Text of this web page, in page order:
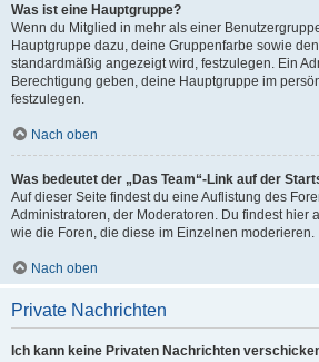
Was ist eine Hauptgruppe?
Wenn du Mitglied in mehr als einer
Hauptgruppe dazu, deine Gruppenfarbe sowie
standardmäßig angezeigt wird, festzulegen. Ein
Berechtigung geben, deine Hauptgruppe im
festzulegen.
Nach oben
Was bedeutet der „Das Team“-Link auf der
Auf dieser Seite findest du eine Auflistung des
Administratoren, der Moderatoren. Du findest hier
wie die Foren, die diese im Einzelnen moderieren.
Nach oben
Private Nachrichten
Ich kann keine Privaten Nachrichten